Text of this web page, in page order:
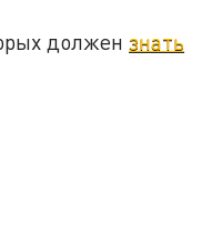
должен знать